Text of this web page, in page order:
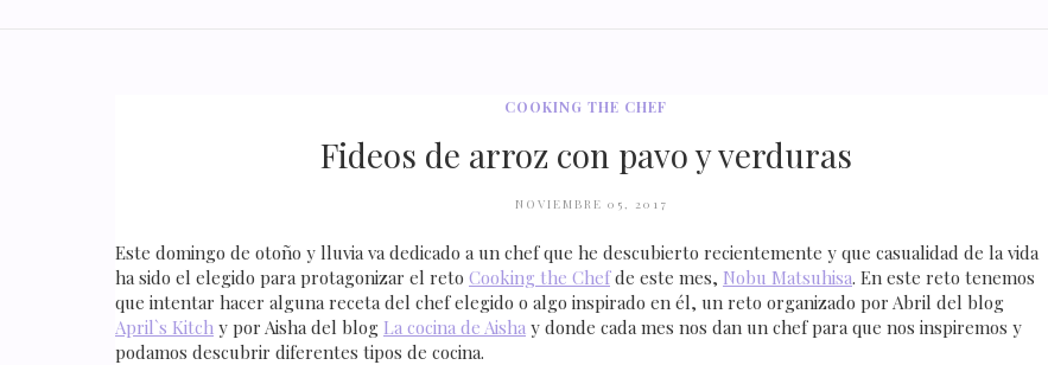
COOKING THE CHEF
Fideos de arroz con pavo y verduras
NOVIEMBRE 05, 2017
Este domingo de otoño y lluvia va dedicado a un chef que he descubierto recientemente y que casualidad de la vida
ha sido el elegido para protagonizar el reto Cooking the Chefde este mes, Nobu Matsuhisa. En este reto tenemos
que intentar hacer alguna receta del chef elegido o algo inspirado en él, un reto organizado por Abril del blog
April`s Kitch y por Aisha del blog La cocina de Aisha y donde cada mes nos dan un chef para que nos inspiremos y
podamos descubrir diferentes tipos de cocina.